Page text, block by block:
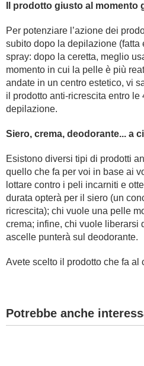
Il prodotto giusto al momento
Per potenziare l’azione dei
subito dopo la depilazione (fatta
spray: dopo la ceretta, meglio
momento in cui la pelle è più
andate in un centro estetico, vi
il prodotto anti-ricrescita entro
depilazione.
Siero, crema, deodorante... a
Esistono diversi tipi di prodotti
quello che fa per voi in base ai
lottare contro i peli incarniti e
durata opterà per il siero (un
ricrescita); chi vuole una pelle
crema; infine, chi vuole liberarsi
ascelle punterà sul deodorante.
Avete scelto il prodotto che fa al
Potrebbe anche